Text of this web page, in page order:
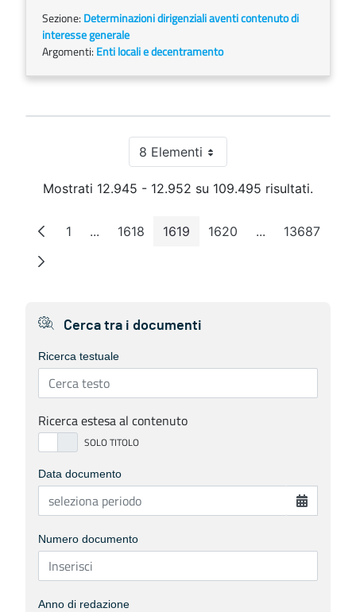
Sezione: Determinazioni dirigenziali aventi contenuto di
interesse generale
Argomenti: Enti locali e decentramento
8 ElementiPer pagina
Mostrati 12.945 - 12.952 su 109.495 risultati.
Pagina
1 ...Pagine intermedie
Pagina
1618 Pagina
1619 Pagina
1620 ...PaginePagina
13687
Cerca tra i documenti
Ricerca testuale
Ricerca estesa al contenuto
Data documento
Numero documento
Anno di redazione